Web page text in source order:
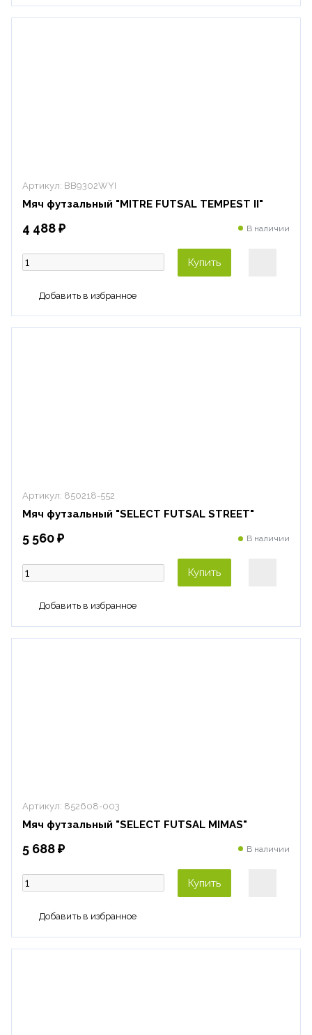
Артикул: BB9302WYI
Мяч футзальный "MITRE FUTSAL TEMPEST II"
4 488 ₽ В наличии
Купить
Артикул: 850218-552
Мяч футзальный "SELECT FUTSAL STREET"
5 560 ₽ В наличии
Купить
Артикул: 852608-003
Мяч футзальный "SELECT FUTSAL MIMAS"
5 688 ₽ В наличии
Купить